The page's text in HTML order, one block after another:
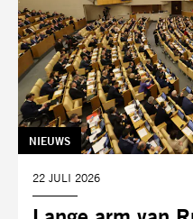
TAG:
NIEUWS
DATUM:
22 JULI 2026